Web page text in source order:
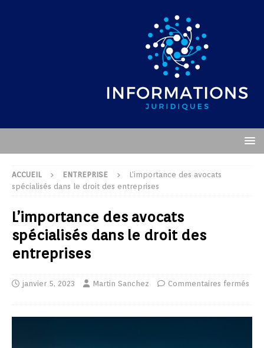
ACCUEIL ENTREPRISE
L’importance des avocats
spécialisés dans le droit des entreprises
L’importance des avocats
spécialisés dans le droit des
entreprises
janvier 5, 2023 Martin Sanchez Commentaires fermés